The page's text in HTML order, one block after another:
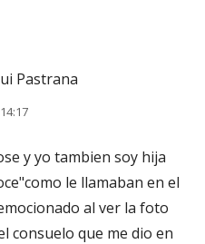
Pastrana
y yo tambien soy hija
le llamaban en el
al ver la foto
consuelo que me dio en